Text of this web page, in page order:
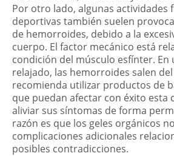
Por otro lado, algunas actividades
deportivas también suelen
de hemorroides, debido a la
cuerpo. El factor mecánico está
condición del músculo esfínter. En
relajado, las hemorroides salen del
recomienda utilizar productos de
que puedan afectar con éxito esta
aliviar sus síntomas de forma
razón es que los geles orgánicos
complicaciones adicionales
posibles contradicciones.